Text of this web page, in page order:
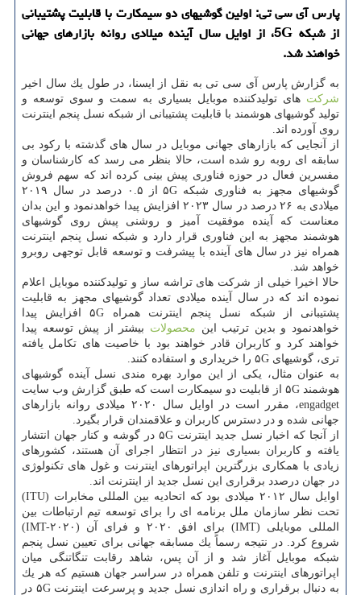
پارس آی سی تی: اولین گوشیهای دو سیمكارت با قابلیت پشتیبانی
از شبكه 5G، از اوایل سال آینده میلادی روانه بازارهای جهانی
خواهند شد.
به گزارش پارس آی سی تی به نقل از ایسنا، در طول یك سال اخیر
شركت های تولیدكننده موبایل بسیاری به سمت و سوی توسعه و
تولید گوشیهای هوشمند با قابلیت پشتیبانی از شبكه نسل پنجم اینترنت
روی آورده اند.
از آنجایی كه بازارهای جهانی موبایل در سال های گذشته با ركود بی
سابقه ای روبه رو شده است، حالا بنظر می رسد كه كارشناسان و
مفسرین فعال در حوزه فناوری پیش بینی كرده اند كه سهم فروش
گوشیهای مجهز به فناوری شبكه ۵G از ۰.۵ درصد در سال ۲۰۱۹
میلادی به ۲۶ درصد در سال ۲۰۲۳ افزایش پیدا خواهدنمود و این بدان
معناست كه آینده موفقیت آمیز و روشنی پیش روی گوشیهای
هوشمند مجهز به این فناوری قرار دارد و شبكه نسل پنجم اینترنت
همراه نیز در سال های آینده با پیشرفت و توسعه قابل توجهی روبرو
خواهد شد.
حالا اخیرا خیلی از شركت های تراشه ساز و تولیدكننده موبایل اعلام
نموده اند كه در سال آینده میلادی تعداد گوشیهای مجهز به قابلیت
پشتیبانی از شبكه نسل پنجم اینترنت همراه ۵G افزایش پیدا
خواهدنمود و بدین ترتیب این محصولات بیشتر از پیش توسعه پیدا
خواهند كرد و كاربران قادر خواهند بود با خاصیت های تكامل یافته
تری، گوشیهای ۵G را خریداری و استفاده كنند.
به عنوان مثال، یكی از این موارد بهره مندی نسل آینده گوشیهای
هوشمند ۵G از قابلیت دو سیمكارت است كه طبق گزارش وب سایت
engadget، مقرر است در اوایل سال ۲۰۲۰ میلادی روانه بازارهای
جهانی شده و در دسترس كاربران و علاقمندان قرار بگیرد.
از آنجا كه اخبار نسل جدید اینترنت ۵G در گوشه و كنار جهان انتشار
یافته و كاربران بسیاری نیز در انتظار اجرای آن هستند، كشورهای
زیادی با همكاری بزرگترین اپراتورهای اینترنت و غول های تكنولوژی
در جهان درصدد برقراری این نسل جدید از اینترنت اند.
اوایل سال ۲۰۱۲ میلادی بود كه اتحادیه بین المللی مخابرات (ITU)
تحت نظر سازمان ملل برنامه ای را برای توسعه تیم ارتباطات بین
المللی موبایلی (IMT) برای افق ۲۰۲۰ و فرای آن (IMT-۲۰۲۰)
شروع كرد. در نتیجه رسماً یك مسابقه جهانی برای تعیین نسل پنجم
شبكه موبایل آغاز شد و از آن پس، شاهد رقابت تنگاتنگی میان
اپراتورهای اینترنت و تلفن همراه در سراسر جهان هستیم كه هر یك
به دنبال برقراری و راه اندازی نسل جدید و پرسرعت اینترنت ۵G در